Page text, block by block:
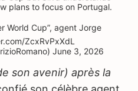
plans to focus on Portugal.
World Cup”, agent Jorge
ZcxRvPxXdL
June 3, 2026
son avenir) après la